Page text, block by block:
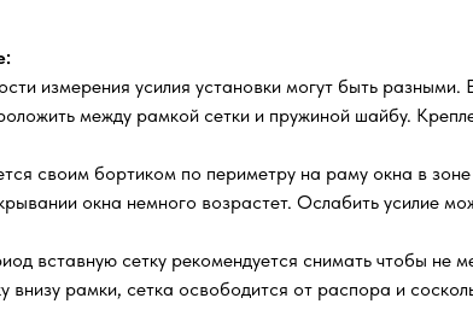
измерения усилия установки могут быть
между рамкой сетки и пружиной шайбу.
своим бортиком по периметру на раму окна в
окна немного возрастет. Ослабить усилие
вставную сетку рекомендуется снимать чтобы
внизу рамки, сетка освободится от распора и